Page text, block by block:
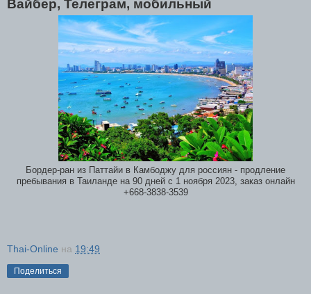
Вайбер, Телеграм, мобильный
Бордер-ран из Паттайи в Камбоджу для россиян - продление
пребывания в Таиланде на 90 дней с 1 ноября 2023, заказ онлайн
+668-3838-3539
Thai-Online на 19:49
Поделиться